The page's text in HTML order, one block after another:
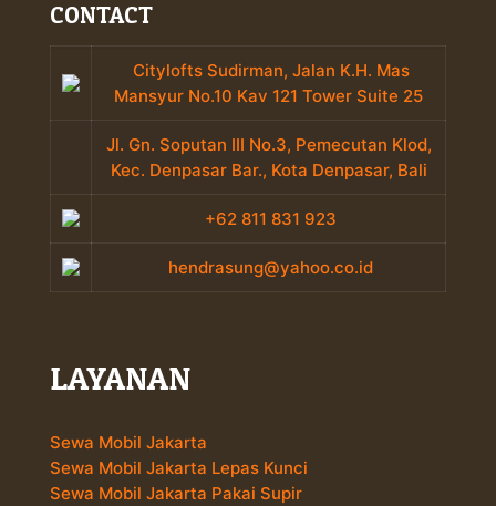
CONTACT
Citylofts Sudirman, Jalan K.H. Mas
Mansyur No.10 Kav 121 Tower Suite 25
Jl. Gn. Soputan III No.3, Pemecutan Klod,
Kec. Denpasar Bar., Kota Denpasar, Bali
+62 811 831 923
hendrasung@yahoo.co.id
LAYANAN
Sewa Mobil Jakarta
Sewa Mobil Jakarta Lepas Kunci
Sewa Mobil Jakarta Pakai Supir